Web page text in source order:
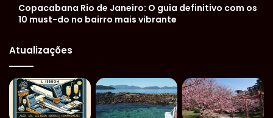
Copacabana Rio de Janeiro: O guia definitivo com os
10 must-do no bairro mais vibrante
Atualizações